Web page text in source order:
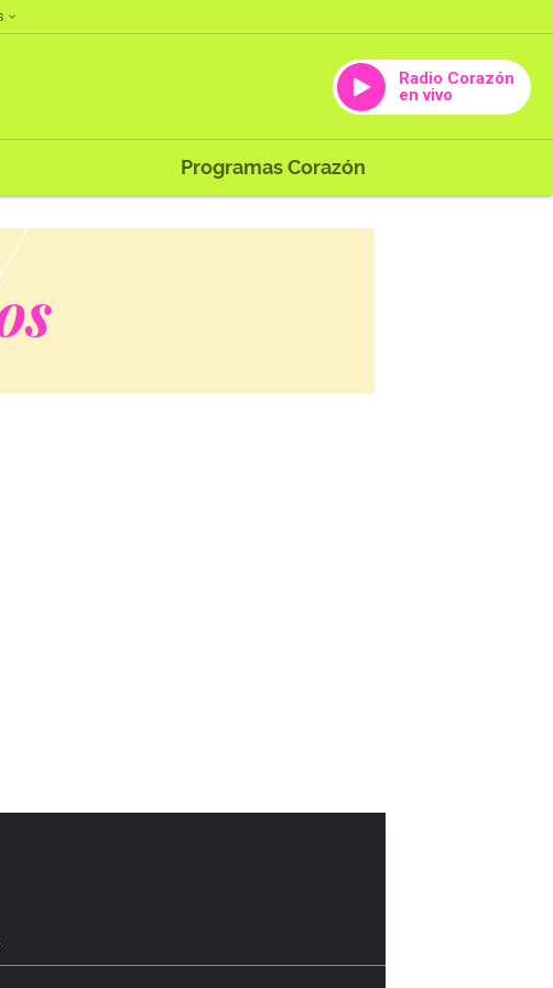
Radio Corazón
en vivo
Programas Corazón